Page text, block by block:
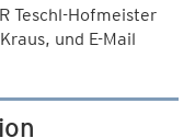
Teschl-Hofmeister
und E-Mail